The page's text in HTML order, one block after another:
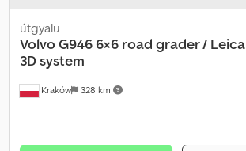
Kraków 328 km
útgyalu
VolvoG946 6×6 road grader / Leica
3D system